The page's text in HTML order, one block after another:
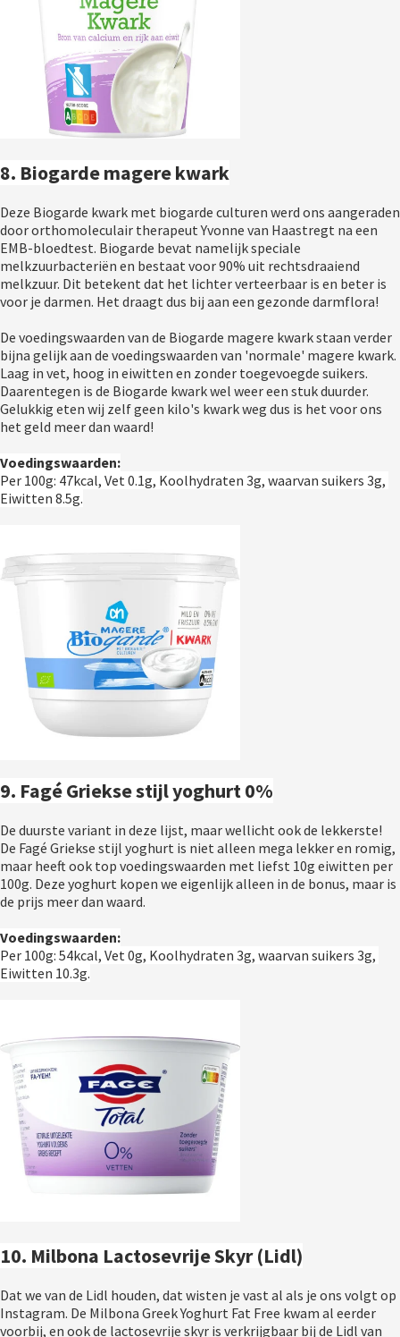
8. Biogarde magere kwark
Deze Biogarde kwark met biogarde culturen werd ons aangeraden
door orthomoleculair therapeut Yvonne van Haastregt na een
EMB-bloedtest. Biogarde bevat namelijk speciale
melkzuurbacteriën en bestaat voor 90% uit rechtsdraaiend
melkzuur. Dit betekent dat het lichter verteerbaar is en beter is
voor je darmen. Het draagt dus bij aan een gezonde darmflora!
De voedingswaarden van de Biogarde magere kwark staan verder
bijna gelijk aan de voedingswaarden van 'normale' magere kwark.
Laag in vet, hoog in eiwitten en zonder toegevoegde suikers.
Daarentegen is de Biogarde kwark wel weer een stuk duurder.
Gelukkig eten wij zelf geen kilo's kwark weg dus is het voor ons
het geld meer dan waard!
Voedingswaarden:
Per 100g: 47kcal, Vet 0.1g, Koolhydraten 3g, waarvan suikers 3g,
Eiwitten 8.5g.
9. Fagé Griekse stijl yoghurt 0%
De duurste variant in deze lijst, maar wellicht ook de lekkerste!
De Fagé Griekse stijl yoghurt is niet alleen mega lekker en romig,
maar heeft ook top voedingswaarden met liefst 10g eiwitten per
100g. Deze yoghurt kopen we eigenlijk alleen in de bonus, maar is
de prijs meer dan waard.
Voedingswaarden:
Per 100g: 54kcal, Vet 0g, Koolhydraten 3g, waarvan suikers 3g,
Eiwitten 10.3g.
10. Milbona Lactosevrije Skyr (Lidl)
Dat we van de Lidl houden, dat wisten je vast al als je ons volgt op
Instagram. De Milbona Greek Yoghurt Fat Free kwam al eerder
voorbij, en ook de lactosevrije skyr is verkrijgbaar bij de Lidl van